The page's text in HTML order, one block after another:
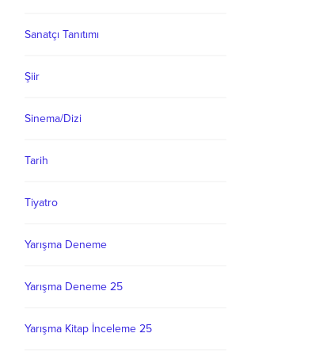
Sanatçı Tanıtımı
Şiir
Sinema/Dizi
Tarih
Tiyatro
Yarışma Deneme
Yarışma Deneme 25
Yarışma Kitap İnceleme 25